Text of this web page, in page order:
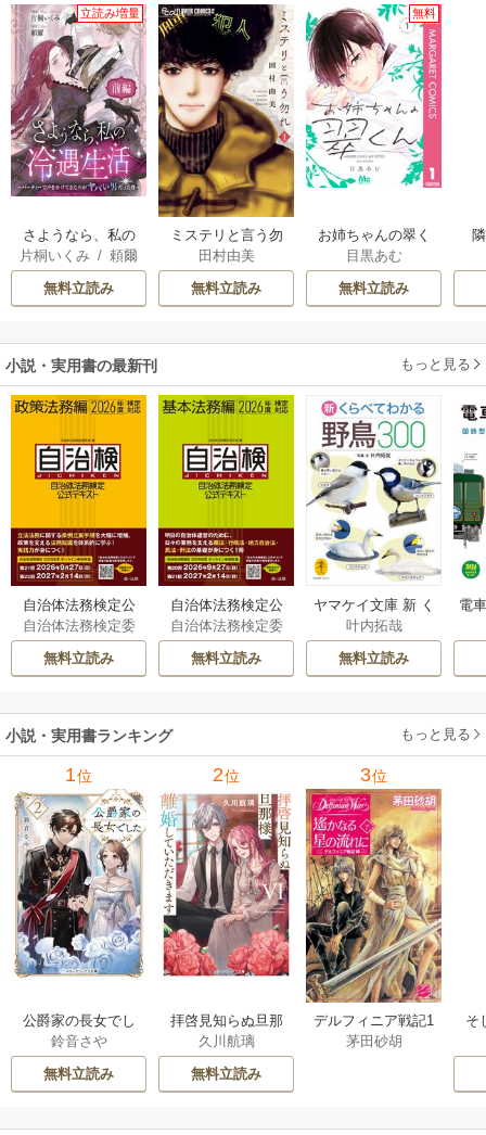
立読み増量
さようなら、私の
冷遇生活 ～パーテ
ィーで声をかけて
きたのがヤバい男
片桐いくみ / 頼爾
無料立読み
ミステリと言う勿
れ
田村由美
無料立読み
無料
お姉ちゃんの翠く
ん
目黒あむ
無料立読み
小説・実用書の最新刊 もっと見る
自治体法務検定公
式テキスト 政策
法務編 ２０２６
年度検定対応 1巻
自治体法務検定委
員会
無料立読み
自治体法務検定公
式テキスト 基本
法務編 ２０２６
年度検定対応 1巻
自治体法務検定委
員会
無料立読み
ヤマケイ文庫 新 く
らべてわかる野鳥3
00 1巻
叶内拓哉
無料立読み
電
小説・実用書ランキング もっと見る
1位
公爵家の長女でし
た
鈴音さや
無料立読み
2位
拝啓見知らぬ旦那
様、離婚していた
だきます
久川航璃
無料立読み
3位
デルフィニア戦記1
茅田砂胡
そ